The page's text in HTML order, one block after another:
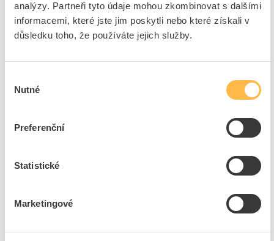
analýzy. Partneři tyto údaje mohou zkombinovat s dalšími
informacemi, které jste jim poskytli nebo které získali v
důsledku toho, že používáte jejich služby.
souhlasu
Nutné
Preferenční
Statistické
Marketingové
Cena s DPH 524,57 Kč/ks
ks
11
Kód výrobce
Cena s DPH
1 468,55 Kč/ks